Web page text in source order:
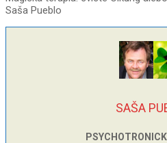
Saša Pueblo
SAŠA